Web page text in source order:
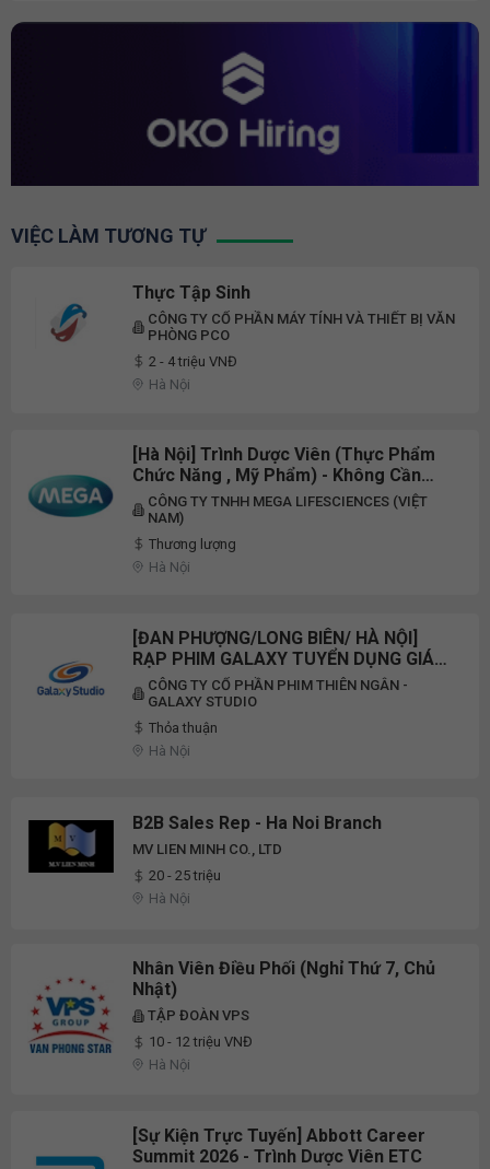
VIỆC LÀM TƯƠNG TỰ
Thực Tập Sinh
CÔNG TY CỔ PHẦN MÁY TÍNH VÀ THIẾT BỊ VĂN
PHÒNG PCO
2 - 4 triệu VNĐ
Hà Nội
[Hà Nội] Trình Dược Viên (Thực Phẩm
Chức Năng , Mỹ Phẩm) - Không Cần
Kinh Nghiệm
CÔNG TY TNHH MEGA LIFESCIENCES (VIỆT
NAM)
Thương lượng
Hà Nội
[ĐAN PHƯỢNG/LONG BIÊN/ HÀ NỘI]
RẠP PHIM GALAXY TUYỂN DỤNG GIÁM
SÁT HOẠT ĐỘNG RẠP
CÔNG TY CỔ PHẦN PHIM THIÊN NGÂN -
GALAXY STUDIO
Thỏa thuận
Hà Nội
B2B Sales Rep - Ha Noi Branch
MV LIEN MINH CO., LTD
20 - 25 triệu
Hà Nội
Nhân Viên Điều Phối (Nghỉ Thứ 7, Chủ
Nhật)
TẬP ĐOÀN VPS
10 - 12 triệu VNĐ
Hà Nội
[Sự Kiện Trực Tuyến] Abbott Career
Summit 2026 - Trình Dược Viên ETC